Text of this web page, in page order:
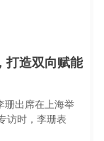
打造双向赋能
珊出席在上海举
访时，李珊表